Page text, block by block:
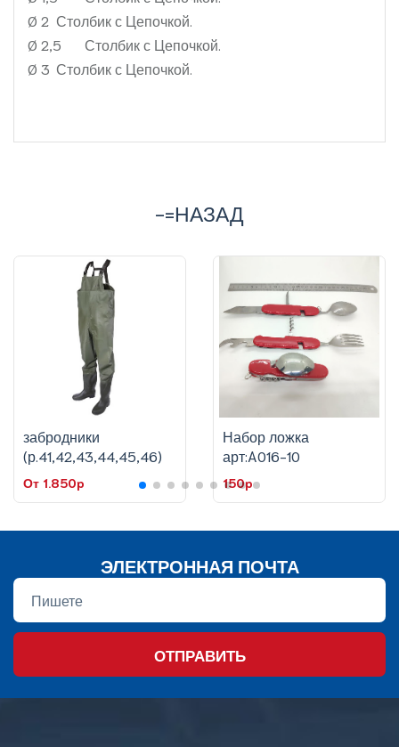
Ø 2 Столбик с Цепочкой.
Ø 2,5
Столбик с Цепочкой.
Ø 3 Столбик с Цепочкой.
-=НАЗАД
забродники
(р.41,42,43,44,45,46)
От 1.850p
Набор ложка
арт:A016-10
150p
ЭЛЕКТРОННАЯ ПОЧТА
ОТПРАВИТЬ